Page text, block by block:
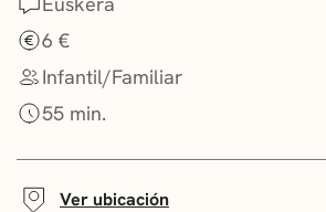
6 €
Infantil/Familiar
55 min.
Ver ubicación